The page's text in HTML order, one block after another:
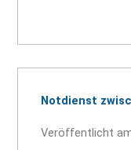
Notdienst
Veröffentlicht